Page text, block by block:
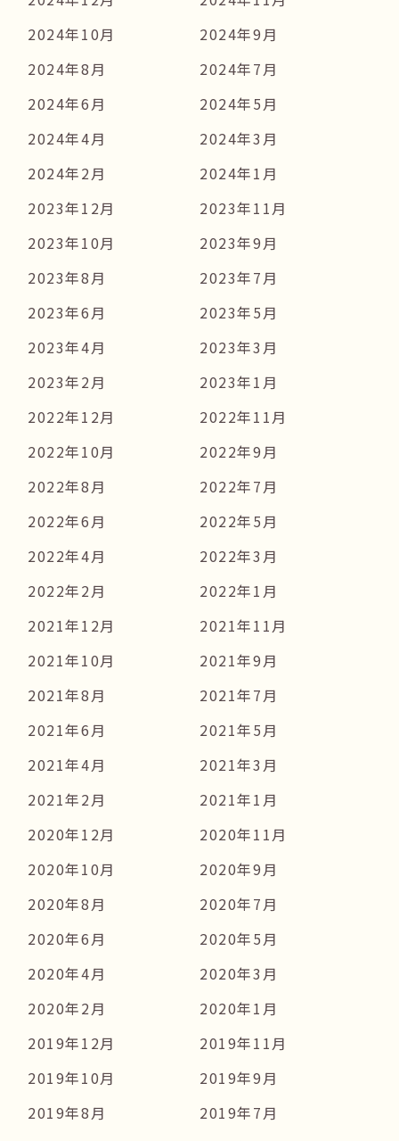
2024年10月
2024年9月
2024年8月
2024年7月
2024年6月
2024年5月
2024年4月
2024年3月
2024年2月
2024年1月
2023年12月
2023年11月
2023年10月
2023年9月
2023年8月
2023年7月
2023年6月
2023年5月
2023年4月
2023年3月
2023年2月
2023年1月
2022年12月
2022年11月
2022年10月
2022年9月
2022年8月
2022年7月
2022年6月
2022年5月
2022年4月
2022年3月
2022年2月
2022年1月
2021年12月
2021年11月
2021年10月
2021年9月
2021年8月
2021年7月
2021年6月
2021年5月
2021年4月
2021年3月
2021年2月
2021年1月
2020年12月
2020年11月
2020年10月
2020年9月
2020年8月
2020年7月
2020年6月
2020年5月
2020年4月
2020年3月
2020年2月
2020年1月
2019年12月
2019年11月
2019年10月
2019年9月
2019年8月
2019年7月